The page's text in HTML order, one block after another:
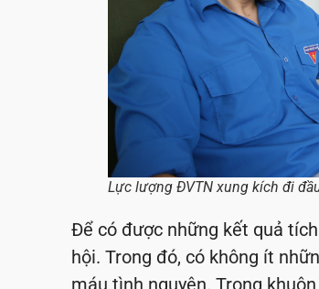
Lực lượng ĐVTN xung kích đi
Để có được những kết quả
hội. Trong đó, có không ít
máu tình nguyện. Trong